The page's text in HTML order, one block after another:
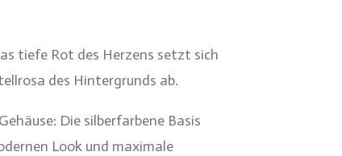
tiefe Rot des Herzens setzt sich
des Hintergrunds ab.
Die silberfarbene Basis
Look und maximale